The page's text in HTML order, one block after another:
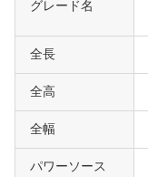
グレード名
全長
全高
全幅
パワーソース